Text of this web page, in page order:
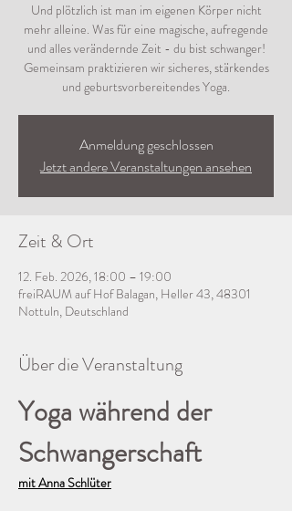
Und plötzlich ist man im eigenen Körper nicht
mehr alleine. Was für eine magische, aufregende
und alles verändernde Zeit - du bist schwanger!
Gemeinsam praktizieren wir sicheres, stärkendes
und geburtsvorbereitendes Yoga.
Anmeldung geschlossen
Jetzt andere Veranstaltungen ansehen
Zeit & Ort
12. Feb. 2026, 18:00 – 19:00
freiRAUM auf Hof Balagan, Heller 43, 48301
Nottuln, Deutschland
Über die Veranstaltung
Yoga während der
Schwangerschaft
mit Anna Schlüter